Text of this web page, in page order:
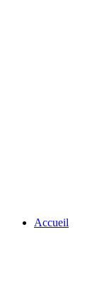
Accueil